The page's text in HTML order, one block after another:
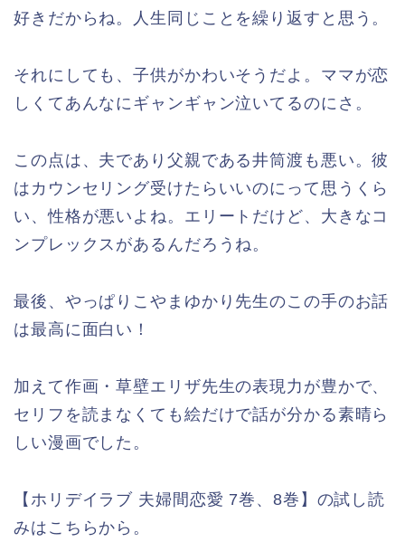
好きだからね。人生同じことを繰り返すと思う。
それにしても、子供がかわいそうだよ。ママが恋
しくてあんなにギャンギャン泣いてるのにさ。
この点は、夫であり父親である井筒渡も悪い。彼
はカウンセリング受けたらいいのにって思うくら
い、性格が悪いよね。エリートだけど、大きなコ
ンプレックスがあるんだろうね。
最後、やっぱりこやまゆかり先生のこの手のお話
は最高に面白い！
加えて作画・草壁エリザ先生の表現力が豊かで、
セリフを読まなくても絵だけで話が分かる素晴ら
しい漫画でした。
【ホリデイラブ 夫婦間恋愛 7巻、8巻】の試し読
みはこちらから。